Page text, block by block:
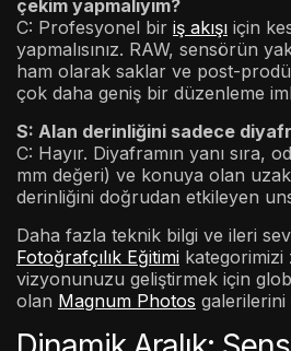
çekim yapmalıyım?
C: Profesyonel bir iş akışı için
yapmalısınız. RAW, sensörün
ham olarak saklar ve post-
çok daha geniş bir düzenleme
S: Alan derinliğini sadece
C: Hayır. Diyaframın yanı sıra,
mm değeri) ve konuya olan
derinliğini doğrudan etkileyen
Daha fazla teknik bilgi ve ileri
Fotoğrafçılık Eğitimi kategorimizi
vizyonunuzu geliştirmek için
olan Magnum Photos galerilerini